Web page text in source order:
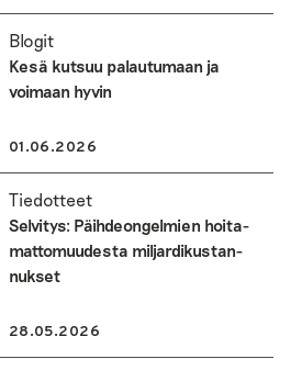
Blogit
Kesä kutsuu palautumaan ja
voimaan hyvin
01.06.2026
Tiedotteet
Selvitys: Päihde­ongelmien hoita­
matto­muudesta miljardi­kustan­
nukset
28.05.2026